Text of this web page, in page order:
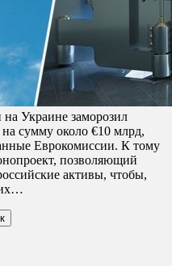
Украине заморозил
сумму около €10 млрд,
Еврокомиссии. К тому
позволяющий
активы, чтобы,